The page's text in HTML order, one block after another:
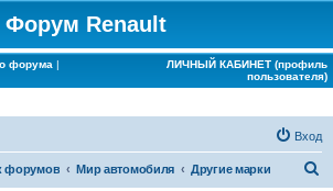
Форум Renault
форума |
ЛИЧНЫЙ КАБИНЕТ (профиль
пользователя)
Вход
форумов Мир автомобиля Другие марки